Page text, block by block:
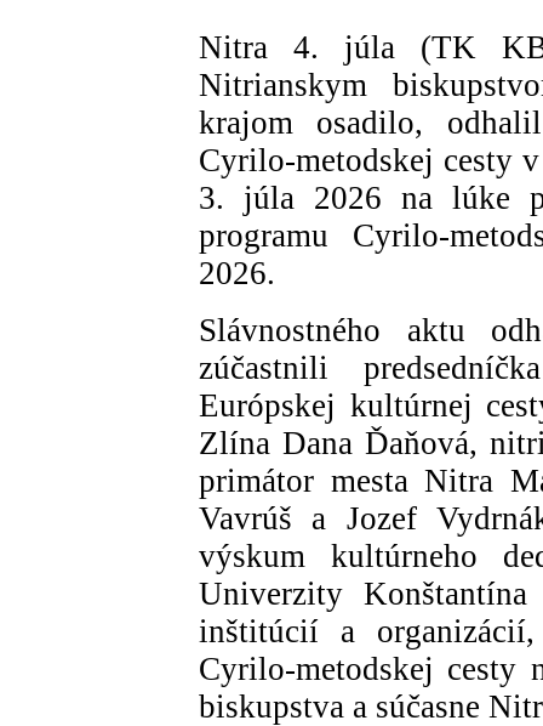
Nitra 4. júla (TK
Nitrianskym
krajom osadilo,
Cyrilo-metodskej cesty
3. júla 2026 na lúke
programu Cyrilo-
2026.
Slávnostného aktu
zúčastnili
Európskej kultúrnej
Zlína Dana Ďaňová,
primátor mesta Nitra
Vavrúš a Jozef
výskum kultúrneho
Univerzity
inštitúcií a
Cyrilo-metodskej cesty
biskupstva a súčasne